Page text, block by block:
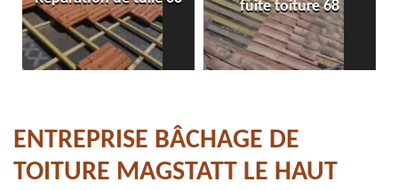
fuite toiture 68
ENTREPRISE BÂCHAGE DE
TOITURE MAGSTATT LE HAUT